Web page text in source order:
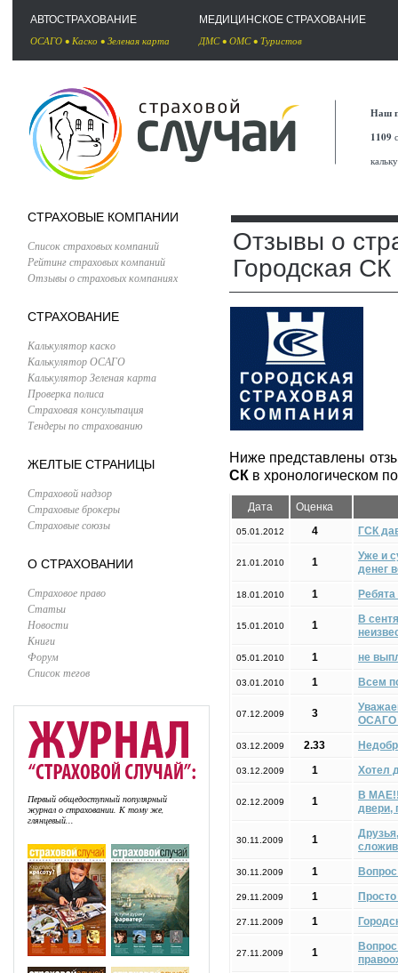
АВТОСТРАХОВАНИЕ
ОСАГО • Каско • Зеленая карта
МЕДИЦИНСКОЕ СТРАХОВАНИЕ
ДМС• ОМС• Туристов
Наш
1109
СТРАХОВЫЕ КОМПАНИИ
Список страховых компаний
Рейтинг страховых компаний
Отзывы о страховых компаниях
СТРАХОВАНИЕ
Калькулятор каско
Калькулятор ОСАГО
Калькулятор Зеленая карта
Проверка полиса
Страховая консультация
Тендеры по страхованию
ЖЕЛТЫЕ СТРАНИЦЫ
Страховой надзор
Страховые брокеры
Страховые союзы
О СТРАХОВАНИИ
Страховое право
Статьи
Новости
Книги
Форум
Список тегов
Первый общедоступный популярный
журнал о страховании. К тому же,
глянцевый...
Отзывы о
Городская СК
Ниже представлены
СК в хронологическом
Дата Оценка
05.01.2012 4 ГСК
21.01.2010 1
Уже и
денег
18.01.2010 1
15.01.2010 1
В
05.01.2010 1 не
03.01.2010 1 Всем
07.12.2009 3
ОСАГО
03.12.2009 2.33
03.12.2009 1 Хотел
02.12.2009 1
В
двери,
30.11.2009 1
30.11.2009 1
29.11.2009 1
27.11.2009 1
27.11.2009 1